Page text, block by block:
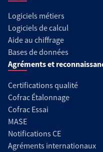
Logiciels métiers
Logiciels de calcul
Aide au chiffrage
Bases de données
Agréments et
Certifications qualité
Cofrac Étalonnage
Cofrac Essai
MASE
Notifications CE
Agréments internationaux